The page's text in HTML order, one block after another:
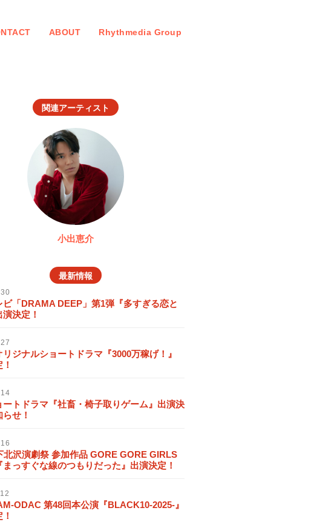
ABOUT Rhythmedia Group
関連アーティスト
小出恵介
最新情報
ビ「DRAMA DEEP」第1弾『多すぎる恋と
決定！
ジナルショートドラマ『3000万稼げ！』
ートドラマ『社畜・椅子取りゲーム』出演決
せ！
北沢演劇祭 参加作品 GORE GORE GIRLS
っすぐな線のつもりだった』出演決定！
ODAC 第48回本公演『BLACK10-2025-』